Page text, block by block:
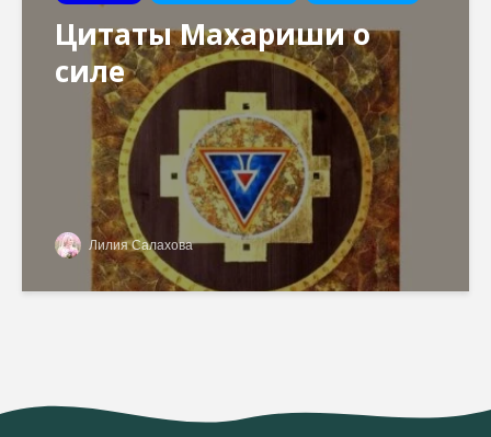
Цитаты Махариши о
силе
Лилия Салахова